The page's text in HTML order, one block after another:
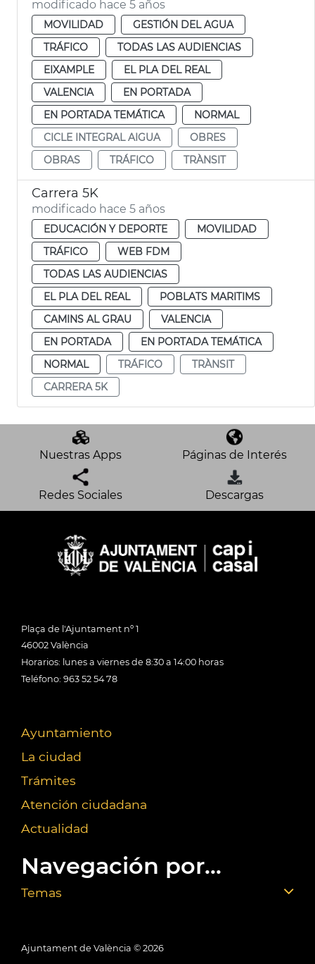
modificado hace 5 años
MOVILIDAD
GESTIÓN DEL AGUA
TRÁFICO
TODAS LAS AUDIENCIAS
EIXAMPLE
EL PLA DEL REAL
VALENCIA
EN PORTADA
EN PORTADA TEMÁTICA
NORMAL
CICLE INTEGRAL AIGUA
OBRES
OBRAS
TRÁFICO TRÀNSIT
Carrera 5K
modificado hace 5 años
EDUCACIÓN Y DEPORTE
MOVILIDAD
TRÁFICO
WEB FDM
TODAS LAS AUDIENCIAS
EL PLA DEL REAL
POBLATS MARITIMS
CAMINS AL GRAU
VALENCIA
EN PORTADA
EN PORTADA TEMÁTICA
NORMAL
TRÁFICO
TRÀNSIT
CARRERA 5K
Nuestras Apps Páginas de Interés
Redes Sociales Descargas
Plaça de l'Ajuntament nº 1
46002 València
Horarios: lunes a viernes de 8:30 a 14:00 horas
Teléfono: 963 52 54 78
Ayuntamiento
La ciudad
Trámites
Atención ciudadana
Actualidad
Navegación por...
Temas
Ajuntament de València © 2026